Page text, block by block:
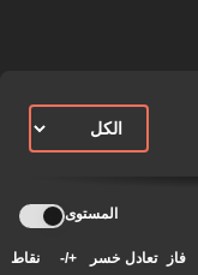
المستوى
فاز تعادل خسر +/- نقاط